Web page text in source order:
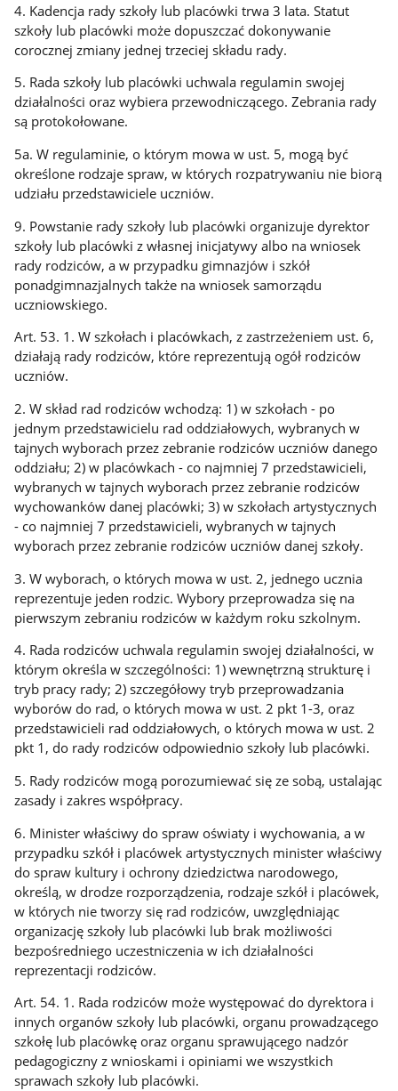
4. Kadencja rady szkoły lub placówki trwa 3 lata. Statut
szkoły lub placówki może dopuszczać dokonywanie
corocznej zmiany jednej trzeciej składu rady.
5. Rada szkoły lub placówki uchwala regulamin swojej
działalności oraz wybiera przewodniczącego. Zebrania rady
są protokołowane.
5a. W regulaminie, o którym mowa w ust. 5, mogą być
określone rodzaje spraw, w których rozpatrywaniu nie biorą
udziału przedstawiciele uczniów.
9. Powstanie rady szkoły lub placówki organizuje dyrektor
szkoły lub placówki z własnej inicjatywy albo na wniosek
rady rodziców, a w przypadku gimnazjów i szkół
ponadgimnazjalnych także na wniosek samorządu
uczniowskiego.
Art. 53. 1. W szkołach i placówkach, z zastrzeżeniem ust. 6,
działają rady rodziców, które reprezentują ogół rodziców
uczniów.
2. W skład rad rodziców wchodzą: 1) w szkołach - po
jednym przedstawicielu rad oddziałowych, wybranych w
tajnych wyborach przez zebranie rodziców uczniów danego
oddziału; 2) w placówkach - co najmniej 7 przedstawicieli,
wybranych w tajnych wyborach przez zebranie rodziców
wychowanków danej placówki; 3) w szkołach artystycznych
- co najmniej 7 przedstawicieli, wybranych w tajnych
wyborach przez zebranie rodziców uczniów danej szkoły.
3. W wyborach, o których mowa w ust. 2, jednego ucznia
reprezentuje jeden rodzic. Wybory przeprowadza się na
pierwszym zebraniu rodziców w każdym roku szkolnym.
4. Rada rodziców uchwala regulamin swojej działalności, w
którym określa w szczególności: 1) wewnętrzną strukturę i
tryb pracy rady; 2) szczegółowy tryb przeprowadzania
wyborów do rad, o których mowa w ust. 2 pkt 1-3, oraz
przedstawicieli rad oddziałowych, o których mowa w ust. 2
pkt 1, do rady rodziców odpowiednio szkoły lub placówki.
5. Rady rodziców mogą porozumiewać się ze sobą, ustalając
zasady i zakres współpracy.
6. Minister właściwy do spraw oświaty i wychowania, a w
przypadku szkół i placówek artystycznych minister właściwy
do spraw kultury i ochrony dziedzictwa narodowego,
określą, w drodze rozporządzenia, rodzaje szkół i placówek,
w których nie tworzy się rad rodziców, uwzględniając
organizację szkoły lub placówki lub brak możliwości
bezpośredniego uczestniczenia w ich działalności
reprezentacji rodziców.
Art. 54. 1. Rada rodziców może występować do dyrektora i
innych organów szkoły lub placówki, organu prowadzącego
szkołę lub placówkę oraz organu sprawującego nadzór
pedagogiczny z wnioskami i opiniami we wszystkich
sprawach szkoły lub placówki.